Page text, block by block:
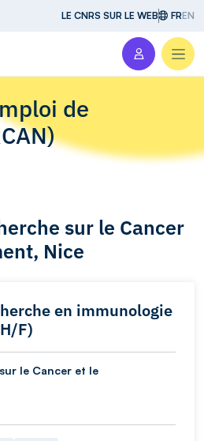
LE CNRS SUR LE WEB FREN
de
sur le Cancer
Nice
en immunologie
F)
le Cancer et le